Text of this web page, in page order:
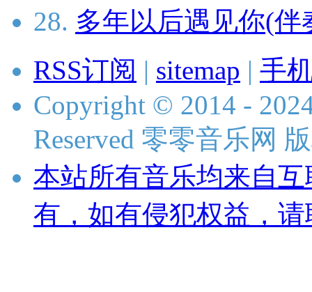
28. 多年以后遇见你(伴
RSS订阅 | sitemap | 手
Copyright © 2014 -
Reserved 零零音乐网
本站所有音乐均来自
有，如有侵犯权益，